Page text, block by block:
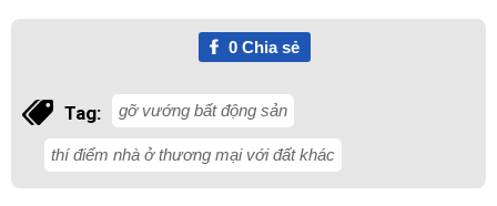
0Chia sẻ
Tag: gỡ vướng bất động sản
thí điểm nhà ở thương mại với đất khác